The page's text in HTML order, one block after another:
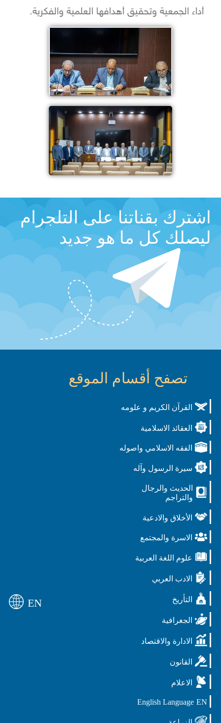
أداء الجمعية وتحقيق أهدافها العلمية والفكرية.
اشترك بقناتنا على التلجرام
ليصلك كل ما هو جديد
تصفح أقسام الموقع
القرآن الكريم و علومه
العقائد الاسلامية
الفقه الاسلامي واصوله
سيرة الرسول وآله
الحديث والرجال
والتراجم
الأخلاق والادعية
الاسرة والمجتمع
علوم اللغة العربية
الادب العربي
التأريخ
الجغرافية
الادارة والاقتصاد
القانون
الاعلام
EN
English Language
EN